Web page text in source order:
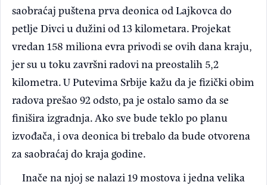
saobraćaj puštena prva deonica od Lajkovca do
petlje Divci u dužini od 13 kilometara. Projekat
vredan 158 miliona evra privodi se ovih dana kraju,
jer su u toku završni radovi na preostalih 5,2
kilometra. U Putevima Srbije kažu da je fizički obim
radova prešao 92 odsto, pa je ostalo samo da se
finišira izgradnja. Ako sve bude teklo po planu
izvođača, i ova deonica bi trebalo da bude otvorena
za saobraćaj do kraja godine.
Inače na njoj se nalazi 19 mostova i jedna velika